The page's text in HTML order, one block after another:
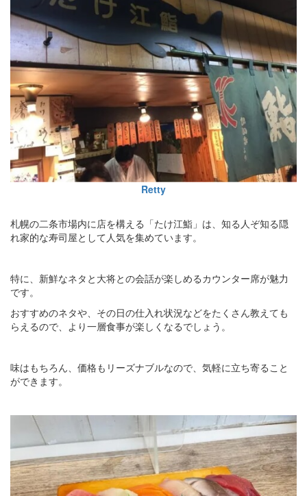
Retty
札幌の二条市場内に店を構える「たけ江鮨」は、知る人ぞ知る隠
れ家的な寿司屋として人気を集めています。
特に、新鮮なネタと大将との会話が楽しめるカウンター席が魅力
です。
おすすめのネタや、その日の仕入れ状況などをたくさん教えても
らえるので、より一層食事が楽しくなるでしょう。
味はもちろん、価格もリーズナブルなので、気軽に立ち寄ること
ができます。